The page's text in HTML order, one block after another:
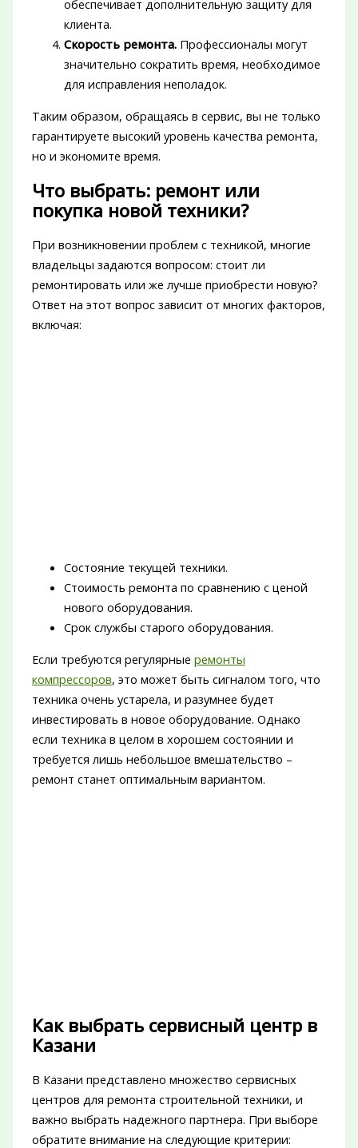
обеспечивает дополнительную защиту для
клиента.
Скорость ремонта.Профессионалы могут
значительно сократить время, необходимое
для исправления неполадок.
Таким образом, обращаясь в сервис, вы не только
гарантируете высокий уровень качества ремонта,
но и экономите время.
Что выбрать: ремонт или
покупка новой техники?
При возникновении проблем с техникой, многие
владельцы задаются вопросом: стоит ли
ремонтировать или же лучше приобрести новую?
Ответ на этот вопрос зависит от многих факторов,
включая:
Состояние текущей техники.
Стоимость ремонта по сравнению с ценой
нового оборудования.
Срок службы старого оборудования.
Если требуются регулярные ремонты
компрессоров, это может быть сигналом того, что
техника очень устарела, и разумнее будет
инвестировать в новое оборудование. Однако
если техника в целом в хорошем состоянии и
требуется лишь небольшое вмешательство –
ремонт станет оптимальным вариантом.
Как выбрать сервисный центр в
Казани
В Казани представлено множество сервисных
центров для ремонта строительной техники, и
важно выбрать надежного партнера. При выборе
обратите внимание на следующие критерии: